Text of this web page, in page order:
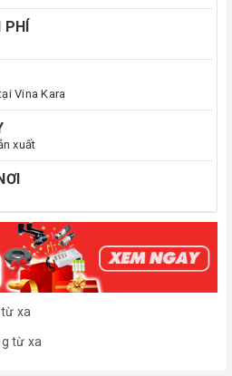
PHÍ
Vina Kara
xuất
xa
từ xa